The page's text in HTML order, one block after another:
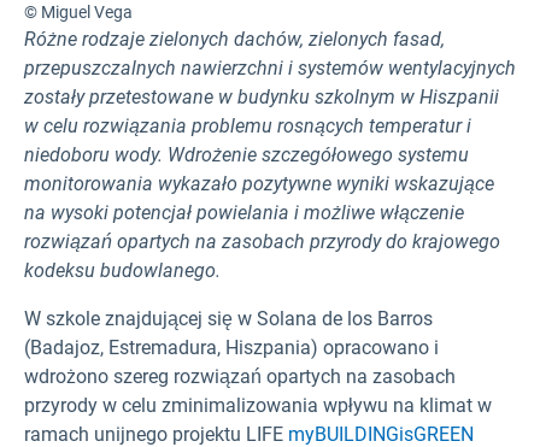
© Miguel Vega
Różne rodzaje zielonych dachów, zielonych fasad,
przepuszczalnych nawierzchni i systemów wentylacyjnych
zostały przetestowane w budynku szkolnym w Hiszpanii
w celu rozwiązania problemu rosnących temperatur i
niedoboru wody. Wdrożenie szczegółowego systemu
monitorowania wykazało pozytywne wyniki wskazujące
na wysoki potencjał powielania i możliwe włączenie
rozwiązań opartych na zasobach przyrody do krajowego
kodeksu budowlanego.
W szkole znajdującej się w Solana de los Barros
(Badajoz, Estremadura, Hiszpania) opracowano i
wdrożono szereg rozwiązań opartych na zasobach
przyrody w celu zminimalizowania wpływu na klimat w
ramach unijnego projektu LIFE myBUILDINGisGREEN